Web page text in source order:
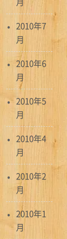
2010年7
月
2010年6
月
2010年5
月
2010年4
月
2010年2
月
2010年1
月